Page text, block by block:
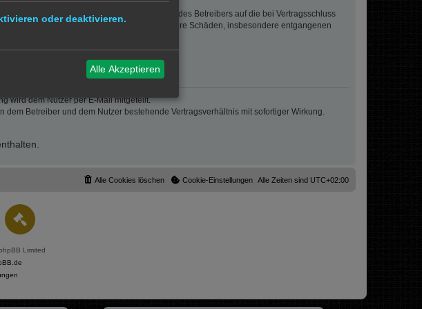
oder grob fahrlässigem Verhalten des Betreibers auf die bei Vertragsschluss
begrenzt. Dies gilt auch für mittelbare Schäden, insbesondere entgangenen
des Betreibers.
wird dem Nutzer per E-Mail mitgeteilt.
Betreiber und dem Nutzer bestehende Vertragsverhältnis mit sofortiger Wirkung.
Alle Zeiten sind UTC+02:00
Cookie-Einstellungen
Alle Cookies löschen
Limited
oder deaktivieren.
Alle Akzeptieren